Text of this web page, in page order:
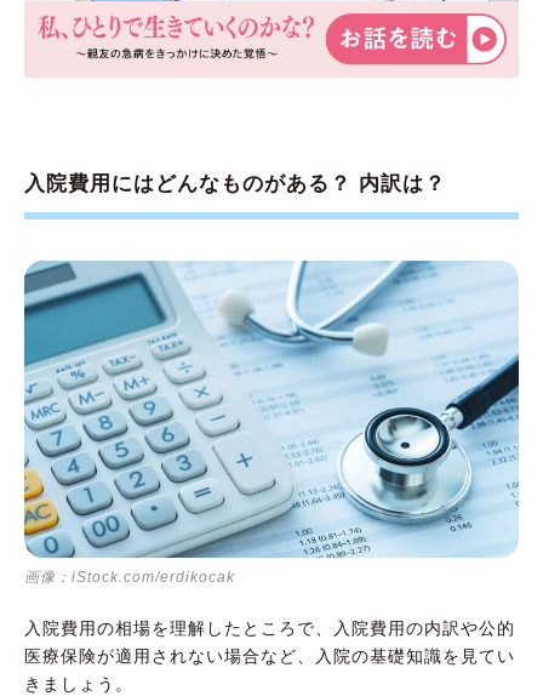
入院費用にはどんなものがある？ 内訳は？
画像：iStock.com/erdikocak
入院費用の相場を理解したところで、入院費用の内訳や公的
医療保険が適用されない場合など、入院の基礎知識を見てい
きましょう。